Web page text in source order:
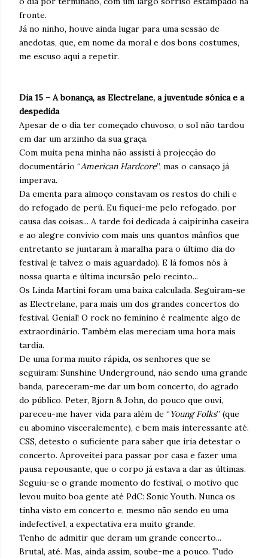
fronte.
Já no ninho, houve ainda lugar para uma sessão de
anedotas, que, em nome da moral e dos bons costumes,
me escuso aqui a repetir.
Dia 15 – A bonança, as Electrelane, a juventude sónica e a
despedida
Apesar de o dia ter começado chuvoso, o sol não tardou
em dar um arzinho da sua graça.
Com muita pena minha não assisti à projecção do
documentário “American Hardcore”, mas o cansaço já
imperava.
Da ementa para almoço constavam os restos do chili e
do refogado de perú. Eu fiquei-me pelo refogado, por
causa das coisas... A tarde foi dedicada à caipirinha caseira
e ao alegre convívio com mais uns quantos mânfios que
entretanto se juntaram à maralha para o último dia do
festival (e talvez o mais aguardado). E lá fomos nós à
nossa quarta e última incursão pelo recinto...
Os Linda Martini foram uma baixa calculada. Seguiram-se
as Electrelane, para mais um dos grandes concertos do
festival. Genial! O rock no feminino é realmente algo de
extraordinário. Também elas mereciam uma hora mais
tardia.
De uma forma muito rápida, os senhores que se
seguiram: Sunshine Underground, não sendo uma grande
banda, pareceram-me dar um bom concerto, do agrado
do público. Peter, Bjorn & John, do pouco que ouvi,
pareceu-me haver vida para além de “Young Folks” (que
eu abomino visceralemente), e bem mais interessante até.
CSS, detesto o suficiente para saber que iria detestar o
concerto. Aproveitei para passar por casa e fazer uma
pausa repousante, que o corpo já estava a dar as últimas.
Seguiu-se o grande momento do festival, o motivo que
levou muito boa gente até PdC: Sonic Youth. Nunca os
tinha visto em concerto e, mesmo não sendo eu uma
indefectível, a expectativa era muito grande.
Tenho de admitir que deram um grande concerto...
Brutal, até. Mas, ainda assim, soube-me a pouco. Tudo